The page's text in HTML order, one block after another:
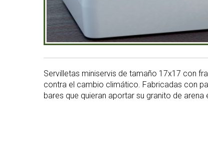
Servilletas miniservis de tamaño 17x17 con
contra el cambio climático. Fabricadas con
bares que quieran aportar su granito de